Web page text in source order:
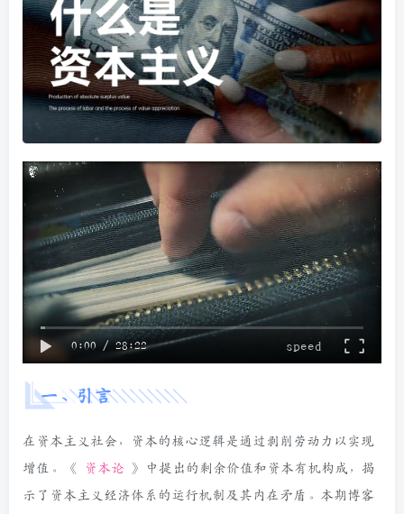
0:00 / 28:22 speed
一、引言
在资本主义社会，资本的核心逻辑是通过剥削劳动力以实现
增值。《
资本论 》中提出的剩余价值和资本有机构成，揭
示了资本主义经济体系的运行机制及其内在矛盾。本期博客